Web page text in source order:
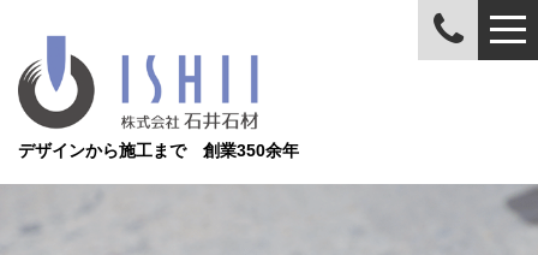
デザインから施工まで 創業350余年